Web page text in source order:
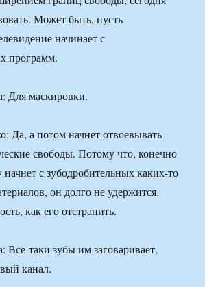
Может быть, пусть
начинает с
программ.
Для маскировки.
Да, а потом начнет отвоевывать
свободы. Потому что, конечно
начнет с зубодробительных каких-то
он долго не удержится.
как его отстранить.
Все-таки зубы им заговаривает,
канал.